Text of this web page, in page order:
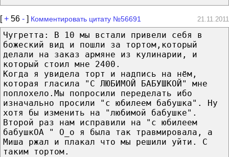
[+ 56 - ] Комментировать цитату №56691 21.11.2011
Чугретта: В 10 мы встали привели себя в
божеский вид и пошли за тортом,который
делали на заказ армяне из кулинарии, и
который стоил мне 2400.
Когда я увидела торт и надпись на нём,
которая гласила "С ЛЮБИМОЙ БАБУШКОЙ" мне
поплохело.Мы попросили переделать ибо
изначально просили "с юбилеем бабушка". Ну
хотя бы изменить на "любимой бабушке".
Второй раз нам исправили на "с юбилеем
бабушкОА " О_о я была так травмировала, а
Миша ржал и плакал что мы решили уйти. С
таким тортом.